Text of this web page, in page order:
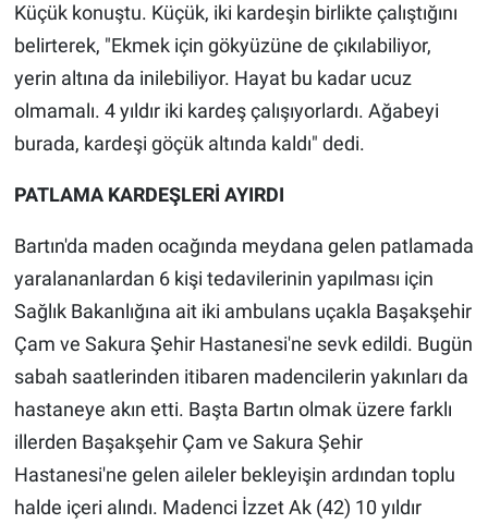
Küçük konuştu. Küçük, iki kardeşin birlikte çalıştığını
belirterek, "Ekmek için gökyüzüne de çıkılabiliyor,
yerin altına da inilebiliyor. Hayat bu kadar ucuz
olmamalı. 4 yıldır iki kardeş çalışıyorlardı. Ağabeyi
burada, kardeşi göçük altında kaldı" dedi.
PATLAMA KARDEŞLERİ AYIRDI
Bartın'da maden ocağında meydana gelen patlamada
yaralananlardan 6 kişi tedavilerinin yapılması için
Sağlık Bakanlığına ait iki ambulans uçakla Başakşehir
Çam ve Sakura Şehir Hastanesi'ne sevk edildi. Bugün
sabah saatlerinden itibaren madencilerin yakınları da
hastaneye akın etti. Başta Bartın olmak üzere farklı
illerden Başakşehir Çam ve Sakura Şehir
Hastanesi'ne gelen aileler bekleyişin ardından toplu
halde içeri alındı. Madenci İzzet Ak (42) 10 yıldır